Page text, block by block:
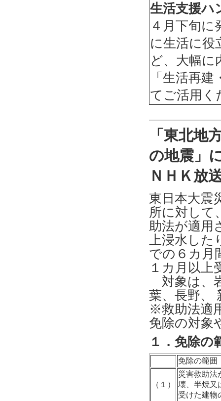
生活支援ハ
４月下旬
に生活に役
ど、大幅に
「生活再
てご活用く
「東北地
の地震」
ＮＨＫ放
東日本大震
所に対して
助法が適用
上浸水した
での６カ月
１カ月以上
対象は、
葉、長野、
※救助法適
免除の対象
１．免除の
免除の範囲
（１）
災害救助法
壊、半焼又
受けた建物